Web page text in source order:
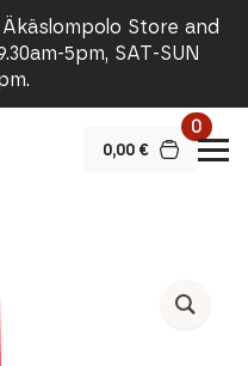
Äkäslompolo Store and
5pm, SAT-SUN
0,00 €
0